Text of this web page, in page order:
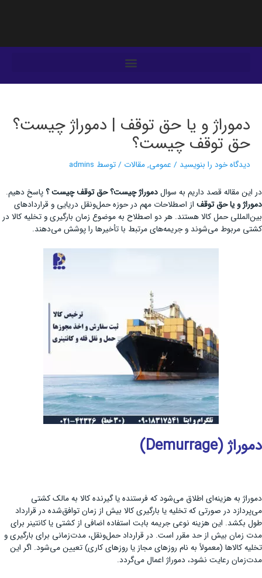
دموراژ و یا حق توقف | دموراژ چیست؟
حق توقف چیست؟
دیدگاه‌ خود را بنویسید / عمومی,مقالات / توسط admins
در این مقاله قصد داریم به سوالدموراژ چیست؟ حق توقف چیست ؟پاسخ دهیم.
دموراژ و یا حق توقف از اصطلاحات مهم در حوزه حمل‌ونقل دریایی و قراردادهای
بین‌المللی حمل کالا هستند. هر دو اصطلاح به موضوع زمان بارگیری و تخلیه کالا در
کشتی مربوط می‌شوند و جریمه‌های مرتبط با تأخیرها را پوشش می‌دهند.
دموراژ (Demurrage)
دموراژ به هزینه‌ای اطلاق می‌شود که فرستنده یا گیرنده کالا به مالک کشتی
می‌پردازد در صورتی که تخلیه یا بارگیری کالا بیش از زمان توافق‌شده در قرارداد
طول بکشد. این هزینه نوعی جریمه بابت استفاده اضافی از کشتی یا کانتینر برای
مدت زمان بیش از حد مقرر است. در قرارداد حمل‌ونقل، مدت‌زمانی برای بارگیری و
تخلیه کالاها (معمولاً به نام روزهای مجاز یا روزهای کاری) تعیین می‌شود. اگر این
مدت‌زمان رعایت نشود، دموراژ اعمال می‌گردد.